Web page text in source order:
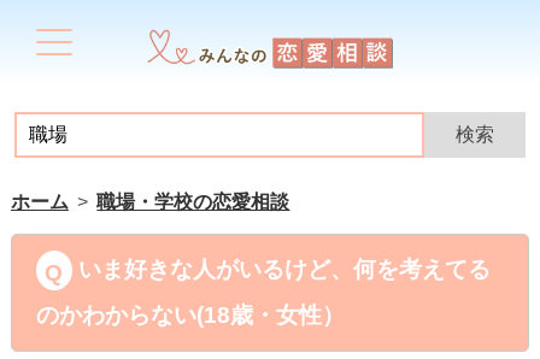
ホーム 職場・学校の恋愛相談
いま好きな人がいるけど、何を考えてる
のかわからない(18歳・女性）